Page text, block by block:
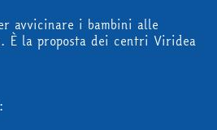
& eventi
avvicinare i bambini alle
È la proposta dei centri Viridea